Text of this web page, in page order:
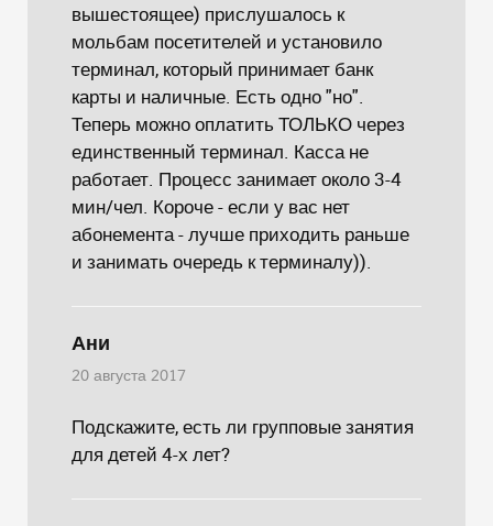
вышестоящее) прислушалось к
мольбам посетителей и установило
терминал, который принимает банк
карты и наличные. Есть одно "но".
Теперь можно оплатить ТОЛЬКО через
единственный терминал. Касса не
работает. Процесс занимает около 3-4
мин/чел. Короче - если у вас нет
абонемента - лучше приходить раньше
и занимать очередь к терминалу)).
Ани
20 августа 2017
Подскажите, есть ли групповые занятия
для детей 4-х лет?